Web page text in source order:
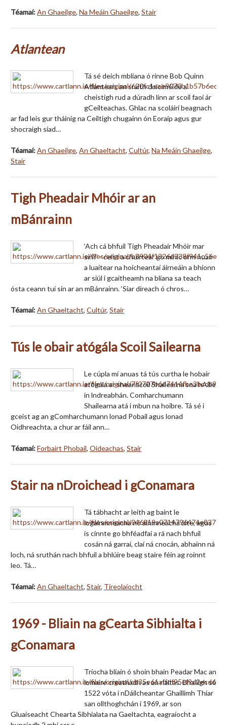
Téamaí:An Ghaeilge, Na Meáin Ghaeilge, Stair
Atlantean
Tá sé deich mbliana ó rinne Bob Quinn
Atlantean, an sraith doiciméide a
cheistigh rud a dúradh linn ar scoil faoi ár
gCeilteachas. Ghlac na scoláirí beagnach
ar fad leis gur tháinig na Ceiltigh chugainn ón Eoraip agus gur
shocraigh siad…
Téamaí:An Ghaeilge, An Ghaeltacht, Cultúr, Na Meáin Ghaeilge,
Stair
Tigh Pheadair Mhóir ar an
mBánrainn
‘Ach cá bhfuil Tigh Pheadair Mhóir mar
sin?’ - ceist a chuirtear go minic orm nuair
a luaitear na hoícheantaí áirneáin a bhíonn
ar siúl i gcaitheamh na bliana sa teach
ósta ceann tuí sin ar an mBánrainn. ‘Siar díreach ó chros…
Téamaí:An Ghaeltacht, Cultúr, Stair
Tús le obair atógála Scoil Sailearna
Le cúpla mí anuas tá tús curtha le hobair
atógála ar sheanscoil Shailearna sna hAille
in lndreabhán. Comharchumann
Shailearna atá i mbun na hoibre. Tá sé i
gceist ag an gComharchumann lonad Pobail agus lonad
Oidhreachta, a chur ar fáil ann…
Téamaí:Forbairt Phobail, Oideachas, Stair
Stair na nDroichead i gConamara
Tá tábhacht ar leith ag baint le
logainmneacha nó ainmneacha áite, agus
is cinnte go bhféadfaí a rá nach bhfuil
cosán ná garraí, claí ná cnocán, abhainn ná
loch, ná sruthán nach bhfuil a bhlúire beag staire féin ag roinnt
leo. Tá…
Téamaí:An Ghaeltacht, Stair, Tíreolaíocht
1969 - Bliain na gCearta Sibhialta i
gConamara
Tríocha bliain ó shoin bhain Peadar Mac an
lomaire creathadh as an rialtas. Bhailigh sé
1522 vóta i nDáilcheantar Ghaillimh Thiar
san ollthoghchán i 1969, ar son
Gluaiseacht Chearta Sibhialata na Gaeltachta, eagraíocht a